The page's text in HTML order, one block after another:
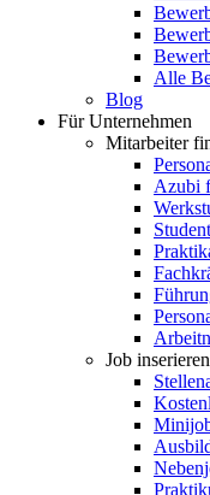
Alle
Blog
Für Unternehmen
Mitarbeiter
Azubi
Job inserieren